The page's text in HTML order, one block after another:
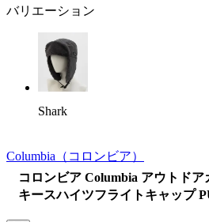
バリエーション
Shark
Columbia （コロンビア）
コロンビア Columbia アウトド
キースハイツフライトキャップ